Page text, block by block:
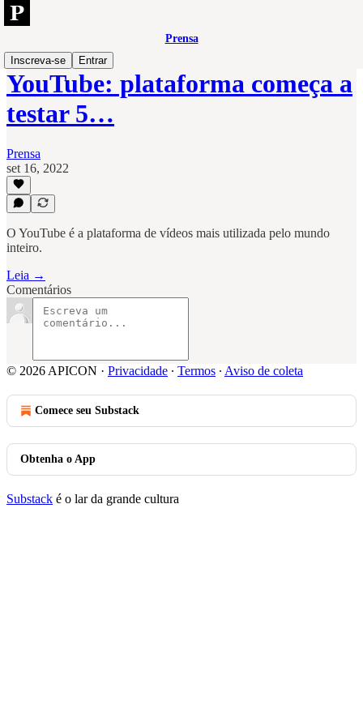
Prensa
Inscreva-se
Entrar
YouTube: plataforma começa a
testar 5…
Prensa
set 16, 2022
O YouTube é a plataforma de vídeos mais utilizada pelo mundo
inteiro.
Leia →
Comentários
© 2026 APICON · Privacidade ∙ Termos ∙ Aviso de coleta
Comece seu Substack
Obtenha o App
Substack é o lar da grande cultura